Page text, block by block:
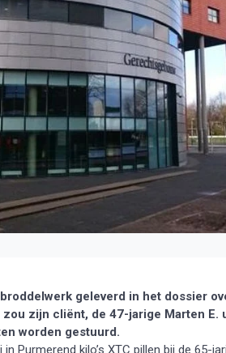
geleverd in het dossier
zijn cliënt, de 47-jarige Marten
worden gestuurd.
Purmerend kilo’s XTC pillen bij de 65-